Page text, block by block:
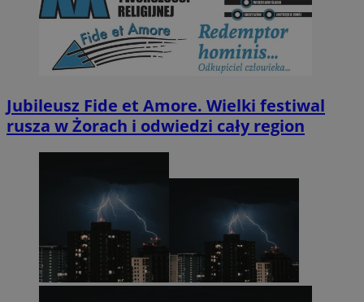
Jubileusz Fide et Amore. Wielki festiwal
rusza w Żorach i odwiedzi cały region